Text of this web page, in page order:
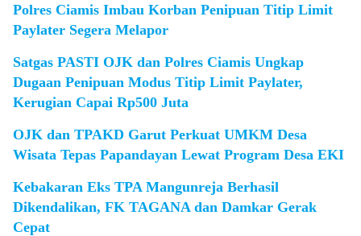
Polres Ciamis Imbau Korban Penipuan Titip Limit
Paylater Segera Melapor
Satgas PASTI OJK dan Polres Ciamis Ungkap
Dugaan Penipuan Modus Titip Limit Paylater,
Kerugian Capai Rp500 Juta
OJK dan TPAKD Garut Perkuat UMKM Desa
Wisata Tepas Papandayan Lewat Program Desa EKI
Kebakaran Eks TPA Mangunreja Berhasil
Dikendalikan, FK TAGANA dan Damkar Gerak
Cepat